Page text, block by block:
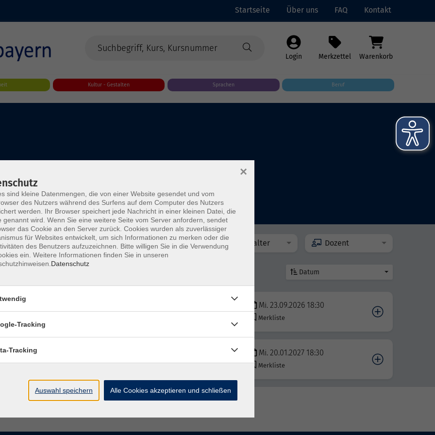
Startseite Über uns FAQ Kontakt
Login Merkzettel Warenkorb
Kultur - Gestalten Sprachen Beruf
Wochentage Tageszeit Veranstalter Dozent
Datum
Portugiesisch B1 - Online
Mi. 23.09.2026 18:30
Merkliste
Mi. 20.01.2027 18:30
Merkliste
sind kleine Datenmengen, die von einer Website gesendet und vom
des Nutzers während des Surfens auf dem Computer des Nutzers
werden. Ihr Browser speichert jede Nachricht in einer kleinen Datei, die
genannt wird. Wenn Sie eine weitere Seite vom Server anfordern, sendet
das Cookie an den Server zurück. Cookies wurden als zuverlässiger
für Websites entwickelt, um sich Informationen zu merken oder die
des Benutzers aufzuzeichnen. Bitte willigen Sie in die Verwendung
ein. Weitere Informationen finden Sie in unseren
Datenschutz
×
Tracking
Tracking
Auswahl speichern Alle Cookies akzeptieren und schließen